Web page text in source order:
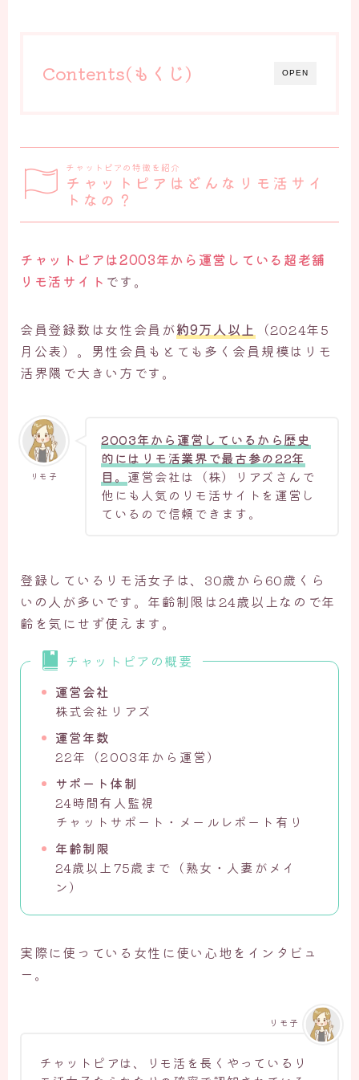
OPEN
Contents(もくじ)
チャットピアの特徴を紹介
チャットピアはどんなリモ活サイ
トなの？
チャットピアは2003年から運営している超老舗
リモ活サイト です。
会員登録数は女性会員が約9万人以上
（2024年5
月公表）。男性会員もとても多く会員規模はリモ
活界隈で大きい方です。
リモ子
2003年から運営しているから歴史
的にはリモ活業界で最古参の22年
目。 運営会社は（株）リアズさんで
他にも人気のリモ活サイトを運営し
ているので信頼できます。
登録しているリモ活女子は、30歳から60歳くら
いの人が多いです。年齢制限は24歳以上なので年
齢を気にせず使えます。
チャットピアの概要
運営会社
株式会社リアズ
運営年数
22年（2003年から運営）
サポート体制
24時間有人監視
チャットサポート・メールレポート有り
年齢制限
24歳以上75歳まで（熟女・人妻がメイ
ン）
実際に使っている女性に使い心地をインタビュ
ー。
チャットピアは、リモ活を長くやっているリ
リモ子